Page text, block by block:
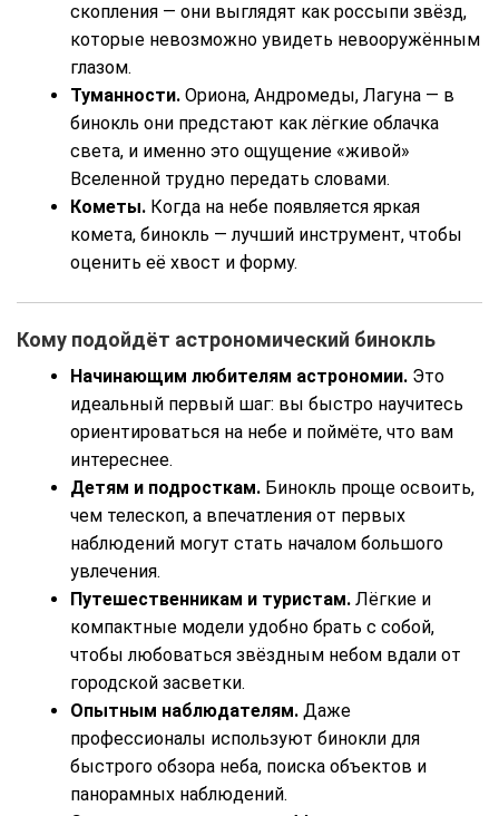
скопления — они выглядят как россыпи звёзд,
которые невозможно увидеть невооружённым
глазом.
Туманности. Ориона, Андромеды, Лагуна — в
бинокль они предстают как лёгкие облачка
света, и именно это ощущение «живой»
Вселенной трудно передать словами.
Кометы. Когда на небе появляется яркая
комета, бинокль — лучший инструмент, чтобы
оценить её хвост и форму.
Кому подойдёт астрономический бинокль
Начинающим любителям астрономии. Это
идеальный первый шаг: вы быстро научитесь
ориентироваться на небе и поймёте, что вам
интереснее.
Детям и подросткам. Бинокль проще освоить,
чем телескоп, а впечатления от первых
наблюдений могут стать началом большого
увлечения.
Путешественникам и туристам. Лёгкие и
компактные модели удобно брать с собой,
чтобы любоваться звёздным небом вдали от
городской засветки.
Опытным наблюдателям. Даже
профессионалы используют бинокли для
быстрого обзора неба, поиска объектов и
панорамных наблюдений.